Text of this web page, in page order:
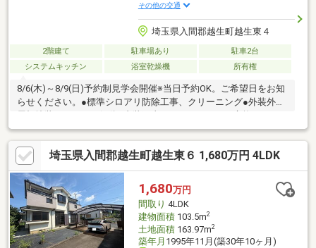
その他の交通
埼玉県入間郡越生町越生東４
2階建て 駐車場あり
駐車2台
システムキッチン
浴室乾燥機 所有権
8/6(木)～8/9(日)予約制見学会開催※当日予約OK。ご希望日をお知
らせください。●標準シロアリ防除工事、クリーニング●外装外壁
ットバス交換、温水洗浄便座トイレ交換、洗面化粧台交換、フロ
ーリング上張、建具交換、クロス張替え、畳表替え、クッション
フロア張替え、給湯器交換、インターホン設置、照明LED交換
【おすすめポイント】・本物件は条件により住宅ローン減税が適
用されます。・シロアリ防除工事施工後5年間保証・お客様に合わ
せたローンの組み方や金融機関をご提案。住宅ローンが初めての
方でもお気軽にご
埼玉県入間郡越生町越生東６ 1,680万円 4LDK
1,680万円
間取り 4LDK
建物面積103.5m2
土地面積163.97m2
築年月 1995年11月(築30年10ヶ月)